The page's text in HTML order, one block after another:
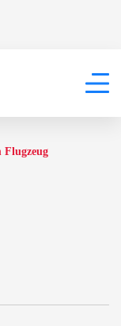
Flugzeug